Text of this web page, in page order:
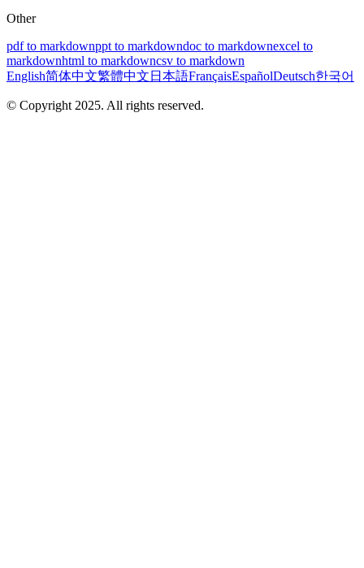
Other
pdf to markdownppt to markdowndoc to markdownexcel to
markdownhtml to markdowncsv to markdown
English简体中文繁體中文 日本語FrançaisEspañolDeutsch한국어
© Copyright 2025. All rights reserved.